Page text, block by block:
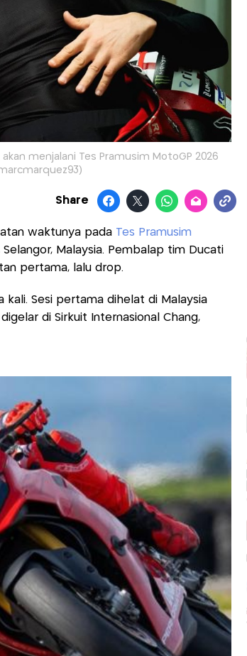
menjalani Tes Pramusim MotoGP 2026
Share
waktunya pada Tes Pramusim
Malaysia. Pembalap tim Ducati
pertama, lalu drop.
kali. Sesi pertama dihelat di Malaysia
di Sirkuit Internasional Chang,